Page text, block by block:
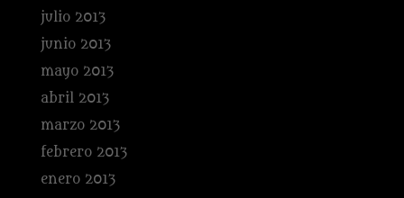
julio 2013
junio 2013
mayo 2013
abril 2013
marzo 2013
febrero 2013
enero 2013